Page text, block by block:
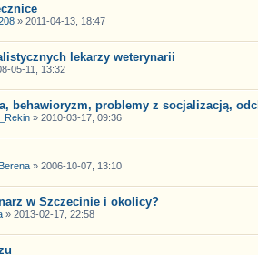
» 2011-04-13, 18:47
lekarzy weterynarii
05-11, 13:32
behawioryzm, problemy z socjalizacją,
» 2010-03-17, 09:36
» 2006-10-07, 13:10
w Szczecinie i okolicy?
» 2013-02-17, 22:58